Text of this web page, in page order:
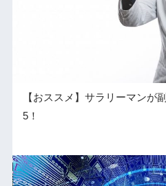
【おススメ】サラリーマンが
5！